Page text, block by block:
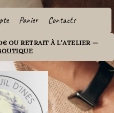
Panier Contacts
OU RETRAIT À L'ATELIER —